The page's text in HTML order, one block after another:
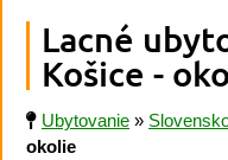
Lacné
Košice -
Ubytovanie »
okolie